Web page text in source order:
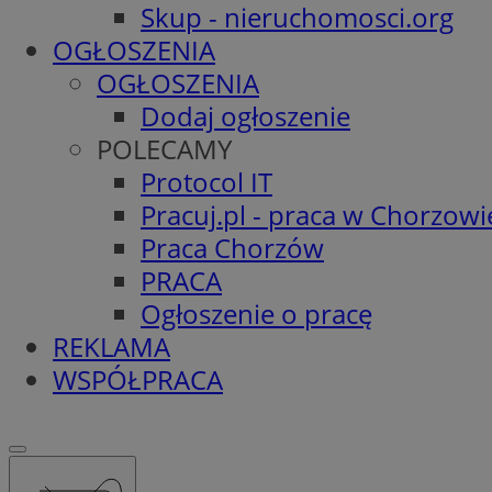
Skup - nieruchomosci.org
OGŁOSZENIA
OGŁOSZENIA
Dodaj ogłoszenie
POLECAMY
Protocol IT
Pracuj.pl - praca w
Praca Chorzów
PRACA
Ogłoszenie o pracę
REKLAMA
WSPÓŁPRACA